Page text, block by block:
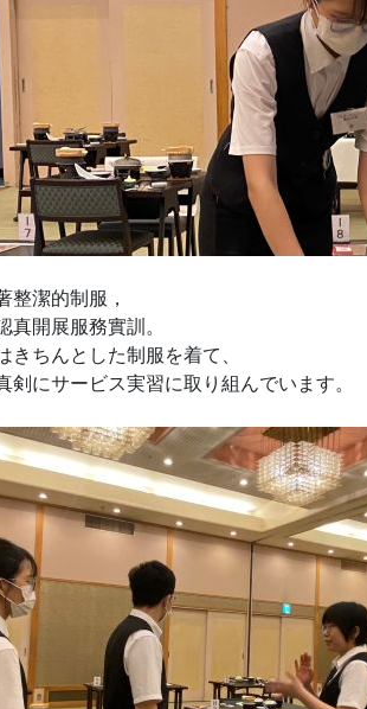
整潔的制服，
真開展服務實訓。
きちんとした制服を着て、
剣にサービス実習に取り組んでいます。